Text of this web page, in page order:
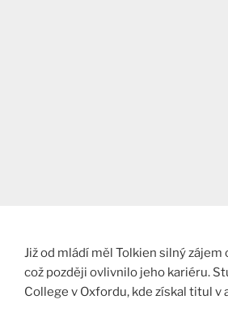
Již od mládí měl Tolkien silný zájem
což později ovlivnilo jeho kariéru.
College v Oxfordu, kde získal titul